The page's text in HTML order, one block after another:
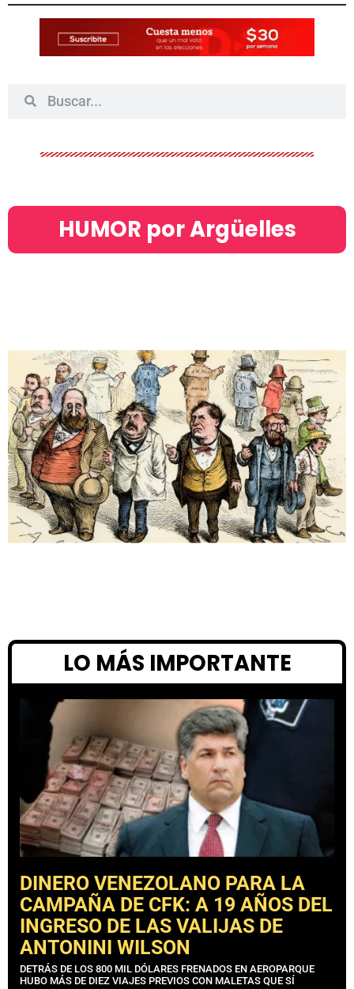
HUMOR por Argüelles
LO MÁS IMPORTANTE
DINERO VENEZOLANO PARA LA
CAMPAÑA DE CFK: A 19 AÑOS DEL
INGRESO DE LAS VALIJAS DE
ANTONINI WILSON
DETRÁS DE LOS 800 MIL DÓLARES FRENADOS EN AEROPARQUE
HUBO MÁS DE DIEZ VIAJES PREVIOS CON MALETAS QUE SÍ